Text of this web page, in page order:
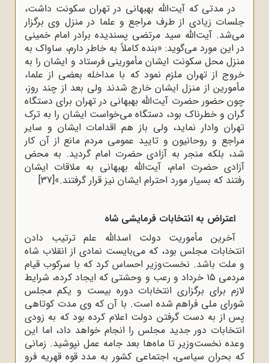
در مدتی که آیت‌الله بهبهانی در تهران سکونت داشت،
جلسات زیادی از طرف مراجع و علما در منزل وی برگزار
می‌شد. آیت‌الله سید مرتضی پسندیده برادر امام خمینی
در این مورد می‌گوید: «بنده کاملاً به خاطر دارم، ساواک به
منزل محل سکونت ایشان مأمورینى فرستاد و ایشان را به
خروج از تهران ملزم نمود که با مداخله بعضى از علما،
مأمورین از منزل ایشان خارج شدند ولى بعد از چند روز،
چون حضور حضرت آیت‌الله بهبهانى در تهران براى دستگاه
گران و خطرناک بود، دستگاه مى‌خواست ایشان را به ترک
تهران وادار نماید، ولى باز هم اقدامات ایشان و سایر
مراجع و روحانیون و تایید عمومى مردم مانع از آن کار
شد، بلکه منجر به آزادى حضرت امام گردید. به محض
آزادى حضرت امام، آیت‌الله بهبهانى به ملاقات ایشان
رفتند که بسیار مورد احترام ایشان نیز قرار گرفتند.»[37]
اعتراض به انتخابات فرمایشی شاه
آخرین مأموریت دولت اسد‌الله علم ترتیب دادن
انتخابات مجلس بود، که می‌بایست نمادی از انقلاب شاه
و ملت باشد. نخست‌وزیر احساس کرد که با سرکوب قیام
مردمی ۱۵ خرداد و رعب و وحشتی که ایجاد کرده، شرایط
لازم برای برگزاری انتخابات دوره بیست و یکم مجلس
شورای ملی فراهم شده است. با آن که وی مدت کوتاهی
پس از به دست گرفتن دولت اعلام کرده بود که به زودی
انتخابات دور جدید مجلس را انجام خواهد داد، اما این
وعده نخست‌وزیر تا ماه‌ها بعد جامه عمل نپوشید. زمانی
که بحران سیاسی، اجتماعی کشور به مدد قوه قهریه فرو